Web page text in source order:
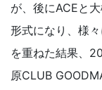
が、後にACEと
形式になり、様
を重ねた結果、
原CLUB